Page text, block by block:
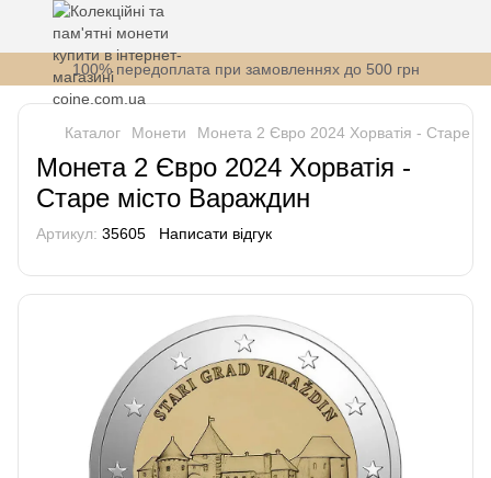
100% передоплата при замовленнях до 500 грн
Каталог Монети Монета 2 Євро 2024 Хорватія - Старе
Монета 2 Євро 2024 Хорватія -
Старе місто Вараждин
Артикул: 35605 Написати відгук